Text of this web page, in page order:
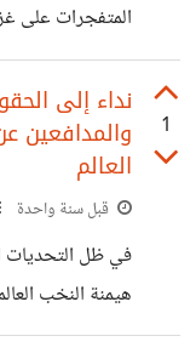
تقرير صادر عن
من أفظع الكوارث
المنظمة،
والصواريخ على
أرقام تتجاوز كل
1
نداء إلى
والمدافعين
العالم
قبل سنة واحدة
في ظل التحديات
هيمنة النخب
القانون الدولي